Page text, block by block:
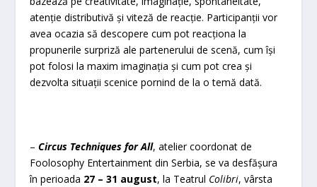
atenție distributivă și viteză de reacție. Participanții vor
avea ocazia să descopere cum pot reacționa la
propunerile surpriză ale partenerului de scenă, cum își
pot folosi la maxim imaginația și cum pot crea și
dezvolta situații scenice pornind de la o temă dată.
–Circus Techniques for All, atelier coordonat de
Foolosophy Entertainment din Serbia, se va desfășura
în perioada 27 – 31 august, la Teatrul Colibri, vârsta